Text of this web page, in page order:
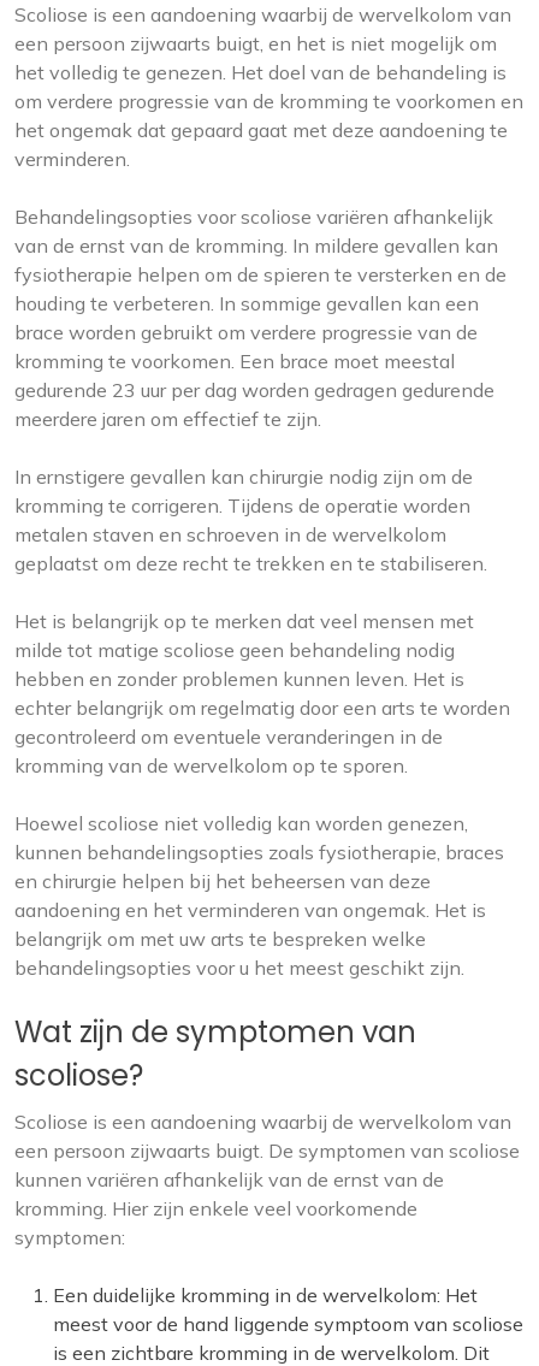
Scoliose is een aandoening waarbij de wervelkolom van
een persoon zijwaarts buigt, en het is niet mogelijk om
het volledig te genezen. Het doel van de behandeling is
om verdere progressie van de kromming te voorkomen en
het ongemak dat gepaard gaat met deze aandoening te
verminderen.
Behandelingsopties voor scoliose variëren afhankelijk
van de ernst van de kromming. In mildere gevallen kan
fysiotherapie helpen om de spieren te versterken en de
houding te verbeteren. In sommige gevallen kan een
brace worden gebruikt om verdere progressie van de
kromming te voorkomen. Een brace moet meestal
gedurende 23 uur per dag worden gedragen gedurende
meerdere jaren om effectief te zijn.
In ernstigere gevallen kan chirurgie nodig zijn om de
kromming te corrigeren. Tijdens de operatie worden
metalen staven en schroeven in de wervelkolom
geplaatst om deze recht te trekken en te stabiliseren.
Het is belangrijk op te merken dat veel mensen met
milde tot matige scoliose geen behandeling nodig
hebben en zonder problemen kunnen leven. Het is
echter belangrijk om regelmatig door een arts te worden
gecontroleerd om eventuele veranderingen in de
kromming van de wervelkolom op te sporen.
Hoewel scoliose niet volledig kan worden genezen,
kunnen behandelingsopties zoals fysiotherapie, braces
en chirurgie helpen bij het beheersen van deze
aandoening en het verminderen van ongemak. Het is
belangrijk om met uw arts te bespreken welke
behandelingsopties voor u het meest geschikt zijn.
Wat zijn de symptomen van
scoliose?
Scoliose is een aandoening waarbij de wervelkolom van
een persoon zijwaarts buigt. De symptomen van scoliose
kunnen variëren afhankelijk van de ernst van de
kromming. Hier zijn enkele veel voorkomende
symptomen:
Een duidelijke kromming in de wervelkolom: Het
meest voor de hand liggende symptoom van scoliose
is een zichtbare kromming in de wervelkolom. Dit